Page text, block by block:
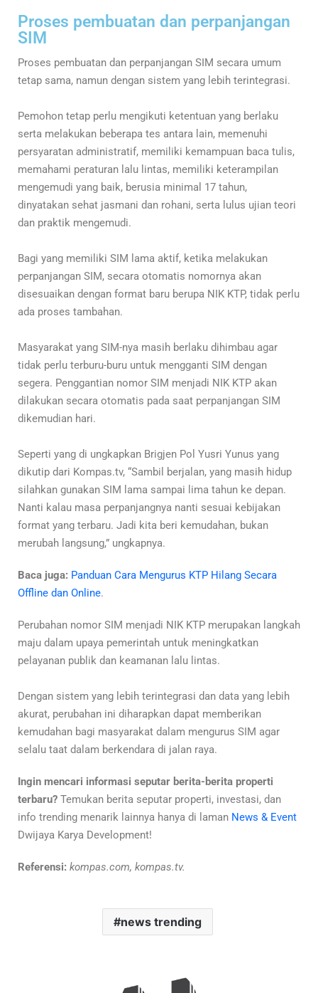
Proses pembuatan dan perpanjangan
SIM
Proses pembuatan dan perpanjangan SIM secara umum
tetap sama, namun dengan sistem yang lebih terintegrasi.
Pemohon tetap perlu mengikuti ketentuan yang berlaku
serta melakukan beberapa tes antara lain, memenuhi
persyaratan administratif, memiliki kemampuan baca tulis,
memahami peraturan lalu lintas, memiliki keterampilan
mengemudi yang baik, berusia minimal 17 tahun,
dinyatakan sehat jasmani dan rohani, serta lulus ujian teori
dan praktik mengemudi.
Bagi yang memiliki SIM lama aktif, ketika melakukan
perpanjangan SIM, secara otomatis nomornya akan
disesuaikan dengan format baru berupa NIK KTP, tidak perlu
ada proses tambahan.
Masyarakat yang SIM-nya masih berlaku dihimbau agar
tidak perlu terburu-buru untuk mengganti SIM dengan
segera. Penggantian nomor SIM menjadi NIK KTP akan
dilakukan secara otomatis pada saat perpanjangan SIM
dikemudian hari.
Seperti yang di ungkapkan Brigjen Pol Yusri Yunus yang
dikutip dari Kompas.tv, “Sambil berjalan, yang masih hidup
silahkan gunakan SIM lama sampai lima tahun ke depan.
Nanti kalau masa perpanjangnya nanti sesuai kebijakan
format yang terbaru. Jadi kita beri kemudahan, bukan
merubah langsung,” ungkapnya.
Baca juga: Panduan Cara Mengurus KTP Hilang Secara
Offline dan Online.
Perubahan nomor SIM menjadi NIK KTP merupakan langkah
maju dalam upaya pemerintah untuk meningkatkan
pelayanan publik dan keamanan lalu lintas.
Dengan sistem yang lebih terintegrasi dan data yang lebih
akurat, perubahan ini diharapkan dapat memberikan
kemudahan bagi masyarakat dalam mengurus SIM agar
selalu taat dalam berkendara di jalan raya.
Ingin mencari informasi seputar berita-berita properti
terbaru? Temukan berita seputar properti, investasi, dan
info trending menarik lainnya hanya di laman News & Event
Dwijaya Karya Development!
Referensi: kompas.com, kompas.tv.
news trending